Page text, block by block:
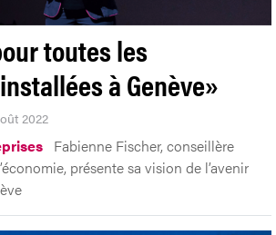
toutes les
à Genève»
2022
Fabienne Fischer, conseillère
présente sa vision de l’avenir